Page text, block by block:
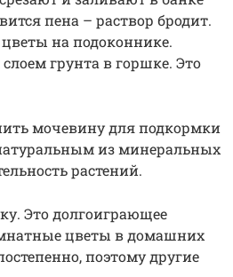
пена – раствор бродит.
на подоконнике.
грунта в горшке. Это
мочевину для подкормки
из минеральных
растений.
Это долгоиграющее
цветы в домашних
поэтому другие